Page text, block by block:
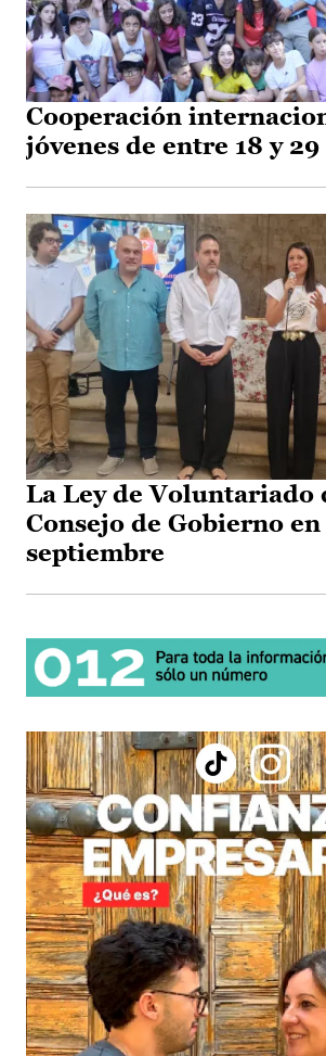
Cooperación
jóvenes de entre 18 y 29
La Ley de Voluntariado
Consejo de Gobierno en
septiembre